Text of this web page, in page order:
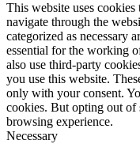
This website uses
navigate through the
categorized as necessary
essential for the working
also use third-party
you use this website.
only with your consent.
cookies. But opting out of
browsing experience.
Necessary